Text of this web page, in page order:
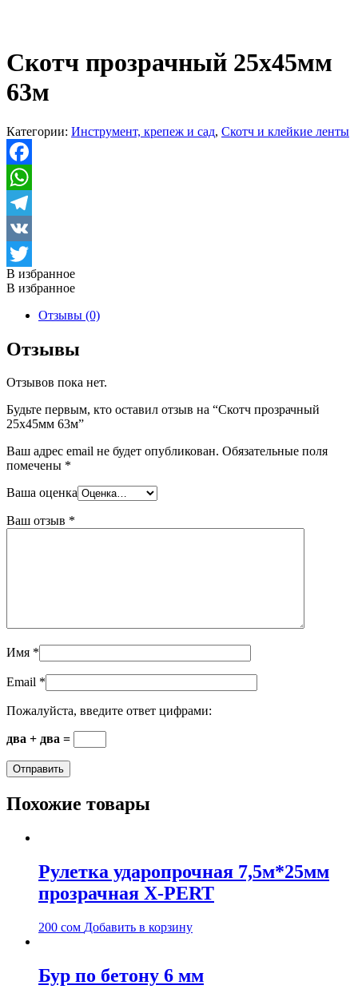
Скотч прозрачный 25х45мм
63м
Категории: Инструмент, крепеж и сад, Скотч и клейкие ленты
Facebook
WhatsApp
Telegram
VK
Twitter
В избранное
В избранное
Отзывы (0)
Отзывы
Отзывов пока нет.
Будьте первым, кто оставил отзыв на “Скотч прозрачный
25х45мм 63м”
Ваш адрес email не будет опубликован. Обязательные поля
помечены *
Ваша оценка
Ваш отзыв *
Имя *
Email *
Пожалуйста, введите ответ цифрами:
два + два =
Похожие товары
Рулетка ударопрочная 7,5м*25мм
прозрачная X-PERT
200 сом Добавить в корзину
Бур по бетону 6 мм